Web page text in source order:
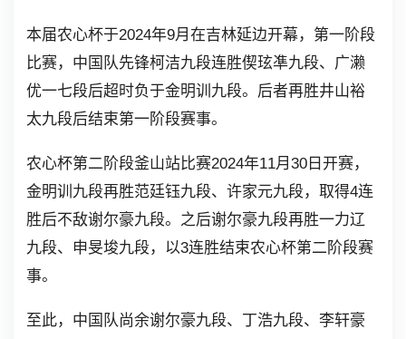
本届农心杯于2024年9月在吉林延边开幕，第一阶段
比赛，中国队先锋柯洁九段连胜偰玹凖九段、广濑
优一七段后超时负于金明训九段。后者再胜井山裕
太九段后结束第一阶段赛事。
农心杯第二阶段釜山站比赛2024年11月30日开赛，
金明训九段再胜范廷钰九段、许家元九段，取得4连
胜后不敌谢尔豪九段。之后谢尔豪九段再胜一力辽
九段、申旻埈九段，以3连胜结束农心杯第二阶段赛
事。
至此，中国队尚余谢尔豪九段、丁浩九段、李轩豪